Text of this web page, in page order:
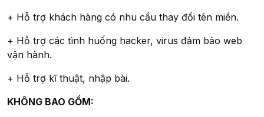
+ Hỗ trợ khách hàng có nhu cầu thay đổi tên miền.
+ Hỗ trợ các tình huống hacker, virus đảm bảo web
vận hành.
+ Hỗ trợ kĩ thuật, nhập bài.
KHÔNG BAO GỒM: